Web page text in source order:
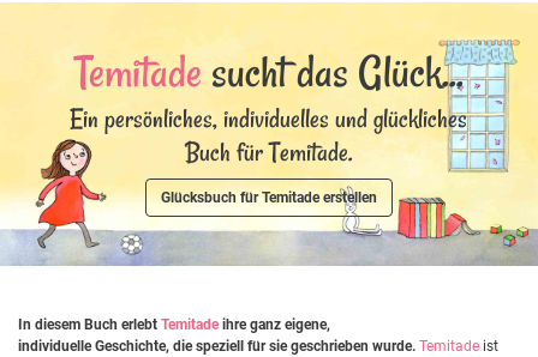
Temitade sucht das Glück...
Ein persönliches, individuelles und glückliches
Buch für Temitade.
Glücksbuch für Temitade erstellen
In diesem Buch erlebt Temitadeihre ganz eigene,
individuelle Geschichte, die speziell für sie geschrieben wurde. Temitade ist